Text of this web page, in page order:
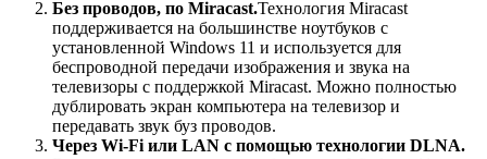
Без проводов, по Miracast.Технология Miracast
поддерживается на большинстве ноутбуков с
установленной Windows 11 и используется для
беспроводной передачи изображения и звука на
телевизоры с поддержкой Miracast. Можно полностью
дублировать экран компьютера на телевизор и
передавать звук буз проводов.
Через Wi-Fi или LAN c помощью технологии DLNA.